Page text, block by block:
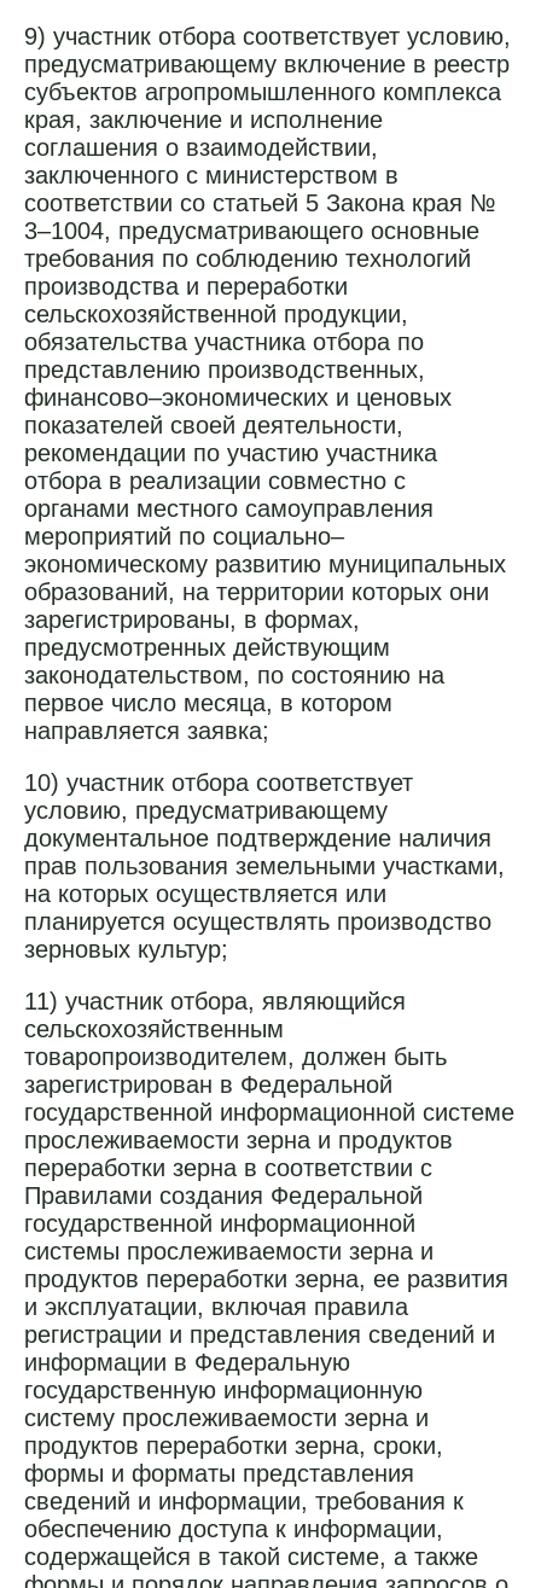
9) участник отбора соответствует условию,
предусматривающему включение в реестр
субъектов агропромышленного комплекса
края, заключение и исполнение
соглашения о взаимодействии,
заключенного с министерством в
соответствии со статьей 5 Закона края №
3–1004, предусматривающего основные
требования по соблюдению технологий
производства и переработки
сельскохозяйственной продукции,
обязательства участника отбора по
представлению производственных,
финансово–экономических и ценовых
показателей своей деятельности,
рекомендации по участию участника
отбора в реализации совместно с
органами местного самоуправления
мероприятий по социально–
экономическому развитию муниципальных
образований, на территории которых они
зарегистрированы, в формах,
предусмотренных действующим
законодательством, по состоянию на
первое число месяца, в котором
направляется заявка;
10) участник отбора соответствует
условию, предусматривающему
документальное подтверждение наличия
прав пользования земельными участками,
на которых осуществляется или
планируется осуществлять производство
зерновых культур;
11) участник отбора, являющийся
сельскохозяйственным
товаропроизводителем, должен быть
зарегистрирован в Федеральной
государственной информационной системе
прослеживаемости зерна и продуктов
переработки зерна в соответствии с
Правилами создания Федеральной
государственной информационной
системы прослеживаемости зерна и
продуктов переработки зерна, ее развития
и эксплуатации, включая правила
регистрации и представления сведений и
информации в Федеральную
государственную информационную
систему прослеживаемости зерна и
продуктов переработки зерна, сроки,
формы и форматы представления
сведений и информации, требования к
обеспечению доступа к информации,
содержащейся в такой системе, а также